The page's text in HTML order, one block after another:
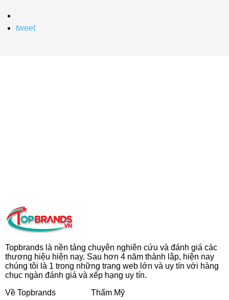
tweet
Topbrands là nền tảng chuyên nghiên cứu và đánh giá các
thương hiệu hiện nay. Sau hơn 4 năm thành lập, hiện nay
chúng tôi là 1 trong những trang web lớn và uy tín với hàng
chục ngàn đánh giá và xếp hạng uy tín.
Về Topbrands
Thẩm Mỹ